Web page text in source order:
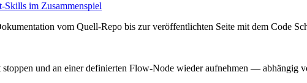
Skills im Zusammenspiel
vom Quell-Repo bis zur veröffentlichten Seite mit dem Code
und an einer definierten Flow-Node wieder aufnehmen — abhängig